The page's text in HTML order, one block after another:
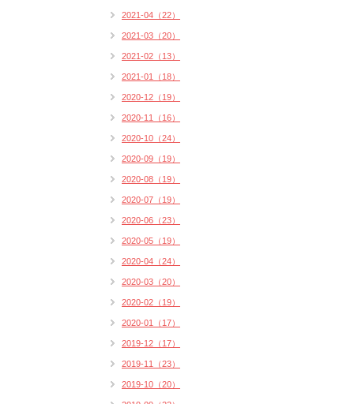
2021-04（22）
2021-03（20）
2021-02（13）
2021-01（18）
2020-12（19）
2020-11（16）
2020-10（24）
2020-09（19）
2020-08（19）
2020-07（19）
2020-06（23）
2020-05（19）
2020-04（24）
2020-03（20）
2020-02（19）
2020-01（17）
2019-12（17）
2019-11（23）
2019-10（20）